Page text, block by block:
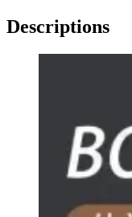
Descriptions